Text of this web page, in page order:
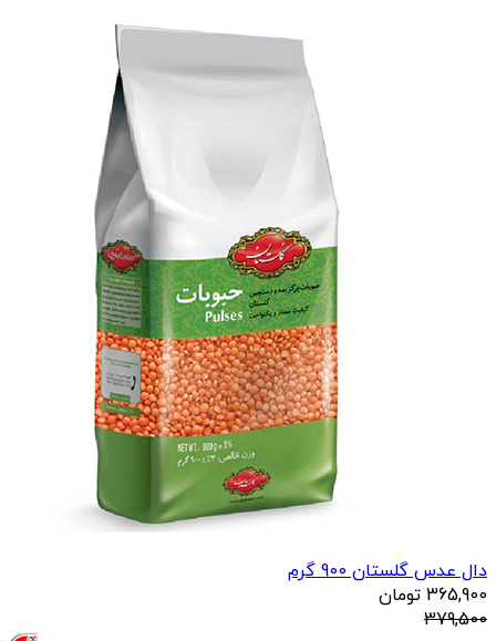
دال عدس گلستان 900 گرم
365,900 تومان
379,500